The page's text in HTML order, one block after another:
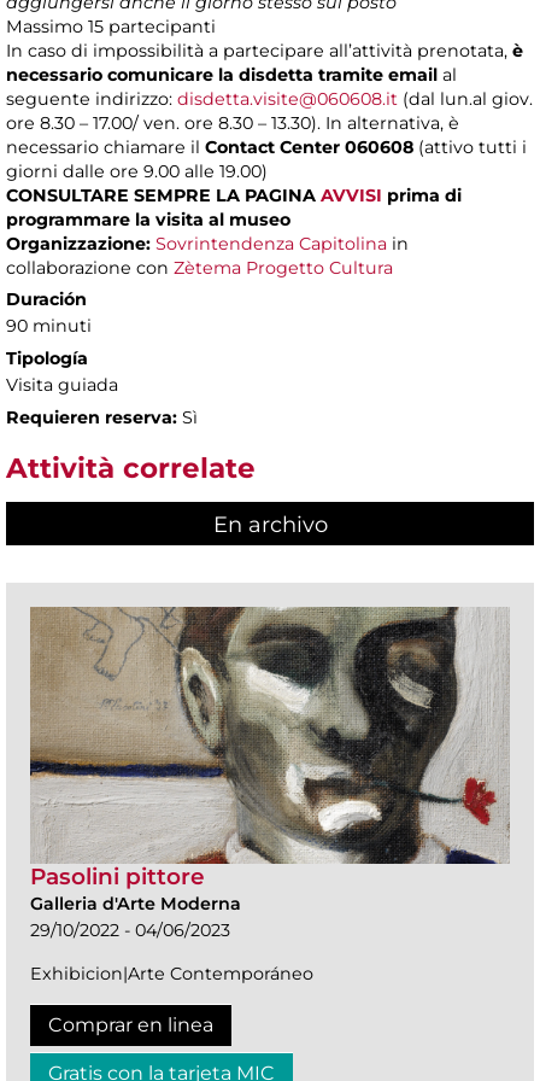
Massimo 15 partecipanti
In caso di impossibilità a partecipare all’attività prenotata, è
necessario comunicare la disdetta tramite email al
seguente indirizzo: disdetta.visite@060608.it (dal lun.al giov.
ore 8.30 – 17.00/ ven. ore 8.30 – 13.30). In alternativa, è
necessario chiamare il Contact Center 060608 (attivo tutti i
giorni dalle ore 9.00 alle 19.00)
CONSULTARE SEMPRE LA PAGINA AVVISI prima di
programmare la visita al museo
Organizzazione: Sovrintendenza Capitolina in
collaborazione con Zètema Progetto Cultura
Duración
90 minuti
Tipología
Visita guiada
Requieren reserva: Sì
Attività correlate
En archivo
Pasolini pittore
Galleria d'Arte Moderna
29/10/2022 - 04/06/2023
Exhibicion|Arte Contemporáneo
Comprar en linea
Gratis con la tarjeta MIC